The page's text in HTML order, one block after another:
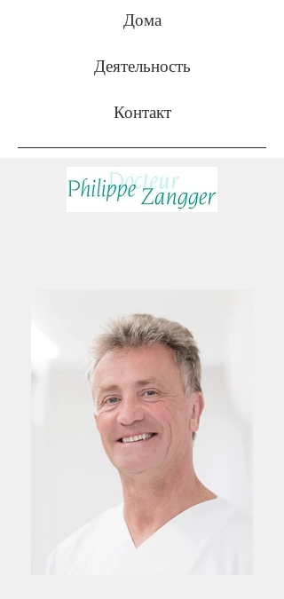
Дома
Деятельность
Контакт